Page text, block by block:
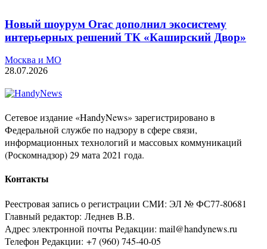
Новый шоурум Orac дополнил экосистему
интерьерных решений ТК «Каширский Двор»
Москва и МО
28.07.2026
Сетевое издание «HandyNews» зарегистрировано в
Федеральной службе по надзору в сфере связи,
информационных технологий и массовых коммуникаций
(Роскомнадзор) 29 мата 2021 года.
Контакты
Реестровая запись о регистрации СМИ: ЭЛ № ФС77-80681
Главный редактор: Леднев В.В.
Адрес электронной почты Редакции: mail@handynews.ru
Телефон Редакции: +7 (960) 745-40-05